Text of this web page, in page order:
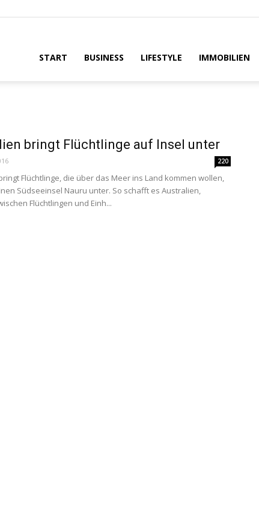
START BUSINESS LIFESTYLE IMMOBILIEN
bringt Flüchtlinge auf Insel unter
220
Flüchtlinge, die über das Meer ins Land kommen wollen,
Südseeinsel Nauru unter. So schafft es Australien,
Flüchtlingen und Einh...